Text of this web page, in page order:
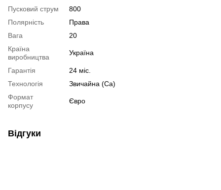
Пусковий струм
800
Полярність
Права
Вага
20
Країна
виробництва
Україна
Гарантія
24 міс.
Технологія
Звичайна (Ca)
Формат
корпусу
Євро
Відгуки